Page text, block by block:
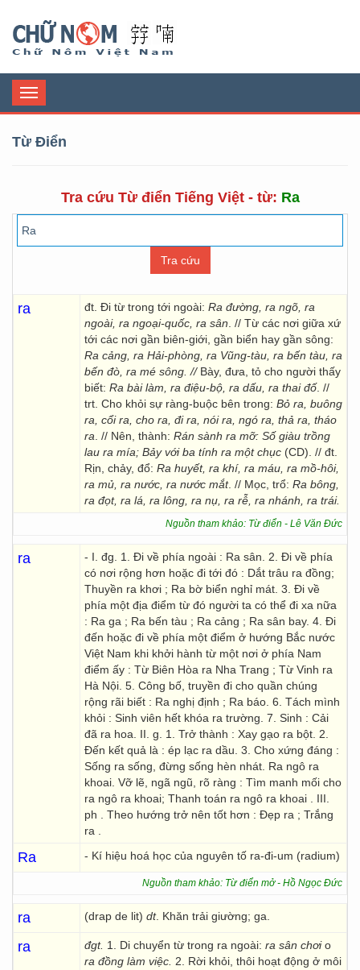
Toggle
navigation
Từ Điển
Tra cứu Từ điển Tiếng Việt - từ: Ra
ra đt. Đi từ trong tới ngoài: Ra đường, ra ngõ, ra
ngoài, ra ngoại-quốc, ra sân . // Từ các nơi giữa xứ
tới các nơi gần biên-giới, gần biển hay gần sông:
Ra cảng, ra Hải-phòng, ra Vũng-tàu, ra bến tàu, ra
bến đò, ra mé sông. // Bày, đưa, tỏ cho người thấy
biết: Ra bài làm, ra điệu-bộ, ra dấu, ra thai đố. //
trt. Cho khỏi sự ràng-buộc bên trong: Bỏ ra, buông
ra, cổi ra, cho ra, đi ra, nói ra, ngó ra, thả ra, tháo
ra . // Nên, thành: Rán sành ra mỡ: Số giàu trồng
lau ra mía; Bảy với ba tính ra một chục (CD). // đt.
Rịn, chảy, đổ: Ra huyết, ra khí, ra máu, ra mồ-hôi,
ra mủ, ra nước, ra nước mắt. // Mọc, trổ: Ra bông,
ra đọt, ra lá, ra lông, ra nụ, ra rễ, ra nhánh, ra trái.
Nguồn tham khảo: Từ điển - Lê Văn Đức
ra
- I. đg. 1. Đi về phía ngoài : Ra sân. 2. Đi về phía
có nơi rộng hơn hoặc đi tới đó : Dắt trâu ra đồng;
Thuyền ra khơi ; Ra bờ biển nghỉ mát. 3. Đi về
phía một địa điểm từ đó người ta có thể đi xa nữa
: Ra ga ; Ra bến tàu ; Ra cảng ; Ra sân bay. 4. Đi
đến hoặc đi về phía một điểm ở hướng Bắc nước
Việt Nam khi khởi hành từ một nơi ở phía Nam
điểm ấy : Từ Biên Hòa ra Nha Trang ; Từ Vinh ra
Hà Nội. 5. Công bố, truyền đi cho quần chúng
rộng rãi biết : Ra nghị định ; Ra báo. 6. Tách mình
khỏi : Sinh viên hết khóa ra trường. 7. Sinh : Cải
đã ra hoa. II. g. 1. Trở thành : Xay gạo ra bột. 2.
Đến kết quả là : ép lạc ra dầu. 3. Cho xứng đáng :
Sống ra sống, đừng sống hèn nhát. Ra ngô ra
khoai. Vỡ lẽ, ngã ngũ, rõ ràng : Tìm manh mối cho
ra ngô ra khoai; Thanh toán ra ngô ra khoai . III.
ph . Theo hướng trở nên tốt hơn : Đẹp ra ; Trắng
ra .
Ra - Kí hiệu hoá học của nguyên tố ra-đi-um (radium)
Nguồn tham khảo: Từ điển mở - Hồ Ngọc Đức
ra (drap de lit) dt. Khăn trải giường; ga.
ra đgt. 1. Di chuyển từ trong ra ngoài: ra sân chơio
ra đồng làm việc. 2. Rời khỏi, thôi hoạt động ở môi